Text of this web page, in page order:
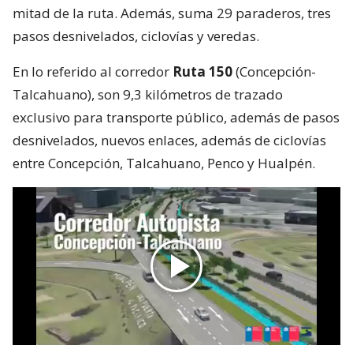
mitad de la ruta. Además, suma 29 paraderos, tres
pasos desnivelados, ciclovías y veredas.
En lo referido al corredor Ruta 150(Concepción-
Talcahuano), son 9,3 kilómetros de trazado
exclusivo para transporte público, además de pasos
desnivelados, nuevos enlaces, además de ciclovías
entre Concepción, Talcahuano, Penco y Hualpén.